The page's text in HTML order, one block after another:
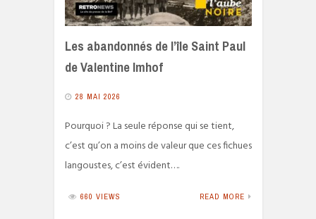
Les abandonnés de l’île Saint Paul
de Valentine Imhof
28 MAI 2026
Pourquoi ? La seule réponse qui se tient,
c’est qu’on a moins de valeur que ces fichues
langoustes, c’est évident….
660 VIEWS READ MORE